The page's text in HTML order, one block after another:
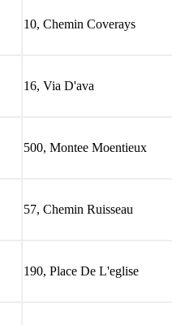
10, Chemin Coverays
16, Via D'ava
500, Montee Moentieux
57, Chemin Ruisseau
190, Place De L'eglise